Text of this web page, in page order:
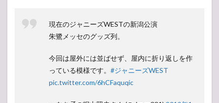
現在のジャニーズWESTの新潟公演
朱鷺メッセのグッズ列。
今回は屋外には並ばせず、屋内に折り返しを作
っている模様です。 #ジャニーズWEST
pic.twitter.com/6hCFaquqic